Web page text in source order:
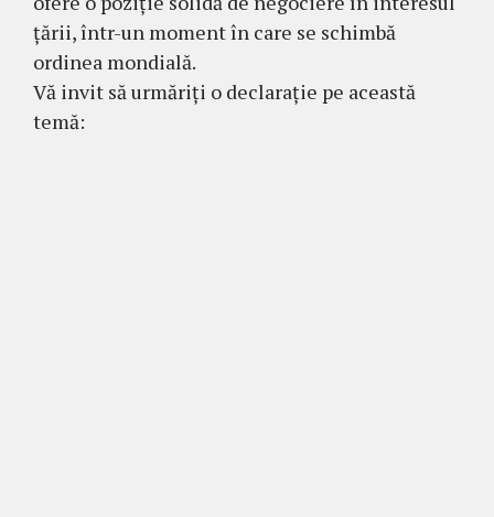
țării, într-un moment în care se schimbă
ordinea mondială.
Vă invit să urmăriți o declarație pe această
temă: